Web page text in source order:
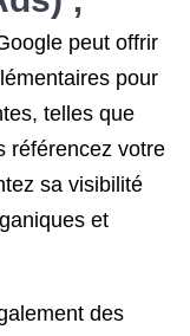
peut offrir
pour
telles que
référencez votre
sa visibilité
et
des